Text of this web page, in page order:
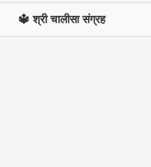
🔱 श्री चालीसा संग्रह